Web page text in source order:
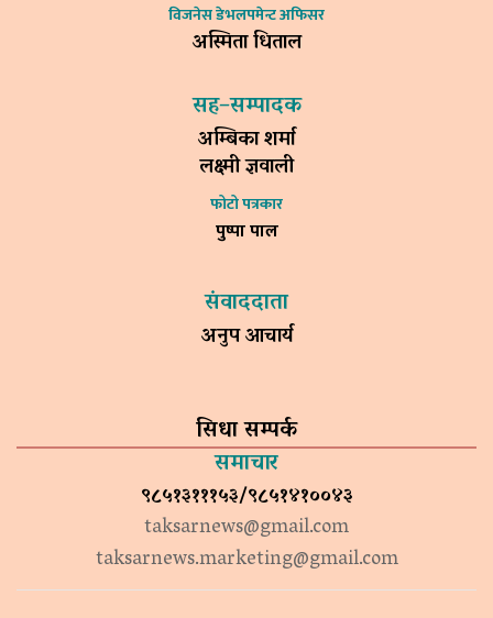
विजनेस डेभलपमेन्ट अफिसर
अस्मिता धिताल
सह–सम्पादक
अम्बिका शर्मा
लक्ष्मी ज्ञवाली
फोटो पत्रकार
पुष्पा पाल
संवाददाता
अनुप आचार्य
सिधा सम्पर्क
समाचार
९८५१३१११५३/९८५१४१००४३
taksarnews@gmail.com
taksarnews.marketing@gmail.com